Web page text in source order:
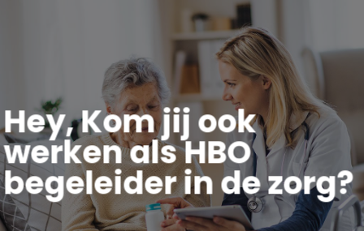
Hey, Kom jij ook
werken als HBO
begeleider in de zorg?